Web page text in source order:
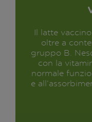
Il latte
oltre a
gruppo B.
con la
normale
e